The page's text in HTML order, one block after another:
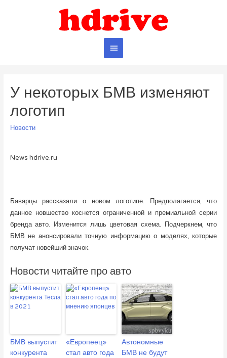
Главное
У некоторых БМВ изменяют
логотип
Новости
News hdrive.ru
Баварцы рассказали о новом логотипе. Предполагается, что
данное новшество коснется ограниченной и премиальной серии
бренда авто. Изменится лишь цветовая схема. Подчеркнем, что
БМВ не анонсировали точную информацию о моделях, которые
получат новейший значок.
Новости читайте про авто
БМВ выпустит
конкурента
«Европеец»
стал авто года
Автономные
БМВ не будут